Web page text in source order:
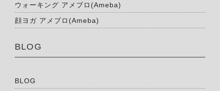
ウォーキング アメブロ(Ameba)
顔ヨガ アメブロ(Ameba)
BLOG
BLOG